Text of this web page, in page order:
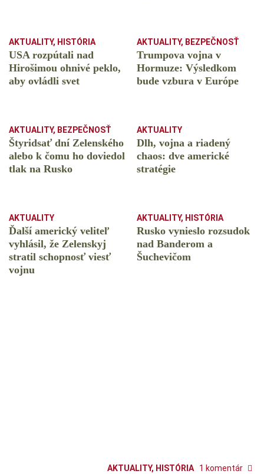
AKTUALITY, HISTÓRIA
USA rozpútali nad
Hirošimou ohnivé peklo,
aby ovládli svet
AKTUALITY, BEZPEČNOSŤ
Trumpova vojna v
Hormuze: Výsledkom
bude vzbura v Európe
AKTUALITY, BEZPEČNOSŤ
Štyridsať dní Zelenského
alebo k čomu ho doviedol
tlak na Rusko
AKTUALITY
Dlh, vojna a riadený
chaos: dve americké
stratégie
AKTUALITY
Ďalší americký veliteľ
vyhlásil, že Zelenskyj
stratil schopnosť viesť
vojnu
AKTUALITY, HISTÓRIA
Rusko vynieslo rozsudok
nad Banderom a
Šuchevičom
AKTUALITY, HISTÓRIA 1 komentár